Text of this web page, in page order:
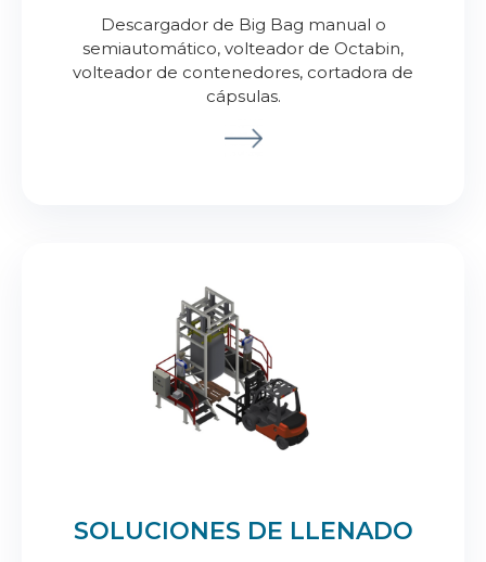
Descargador de Big Bag manual o
semiautomático, volteador de Octabin,
volteador de contenedores, cortadora de
cápsulas.
SOLUCIONES DE LLENADO